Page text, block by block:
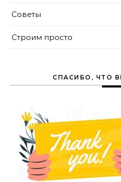
Советы
Строим просто
СПАСИБО, ЧТО